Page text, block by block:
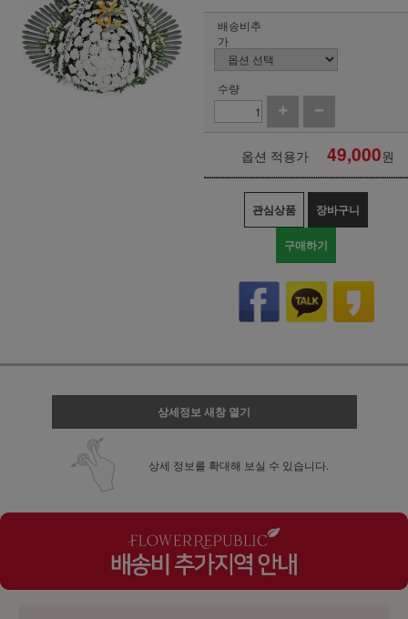
배송비추
가
수량
옵션 적용가 49,000원
관심상품 장바구니
구매하기
상세정보 새창 열기
상세 정보를 확대해 보실 수 있습니다.